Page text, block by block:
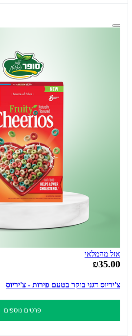
אזל מהמלאי
₪35.00
צ'יריוס דגני בוקר בטעם פירות - צ'יריוס
פרטים נוספים